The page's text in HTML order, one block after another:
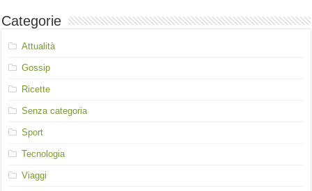
Categorie
Attualità
Gossip
Ricette
Senza categoria
Sport
Tecnologia
Viaggi